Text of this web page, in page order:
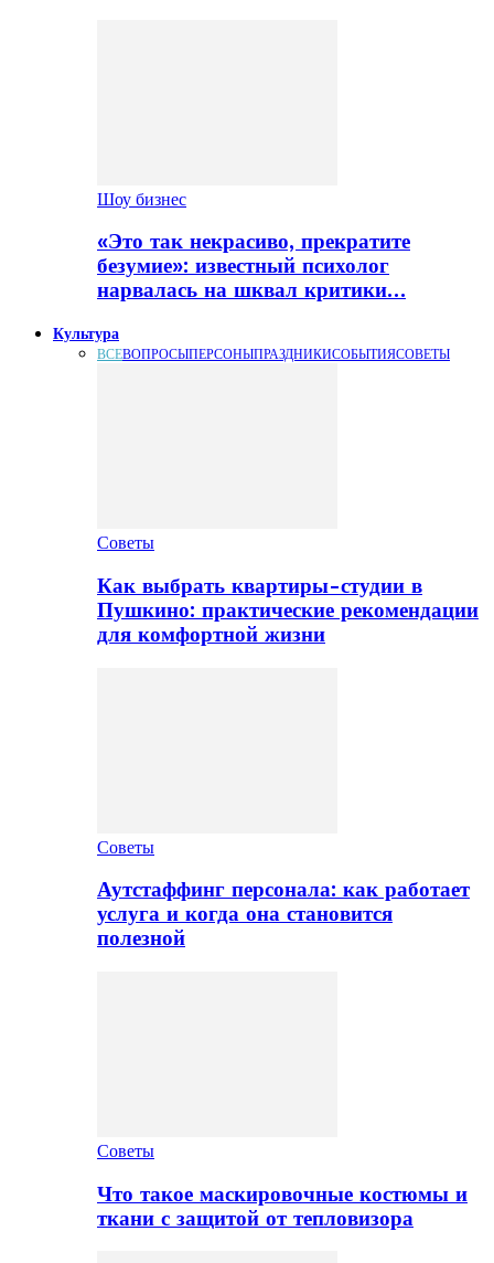
Шоу бизнес
«Это так некрасиво, прекратите
безумие»: известный психолог
нарвалась на шквал критики…
Культура
ВСЕВОПРОСЫПЕРСОНЫПРАЗДНИКИСОБЫТИЯСОВЕТЫ
Советы
Как выбрать квартиры-студии в
Пушкино: практические рекомендации
для комфортной жизни
Советы
Аутстаффинг персонала: как работает
услуга и когда она становится
полезной
Советы
Что такое маскировочные костюмы и
ткани с защитой от тепловизора